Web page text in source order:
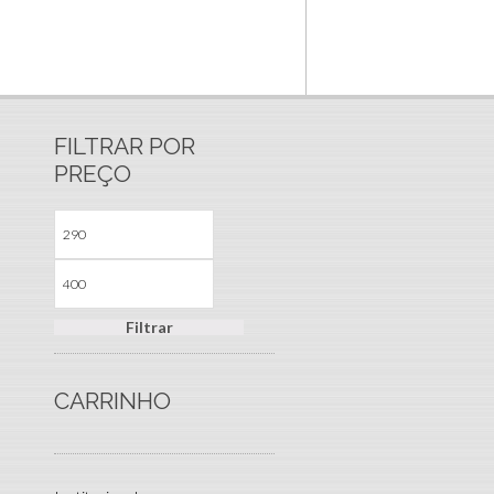
FILTRAR POR
PREÇO
Filtrar
CARRINHO